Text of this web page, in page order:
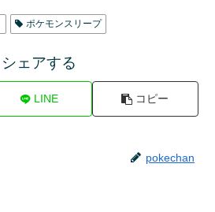
ポケモンスリープ
シェアする
LINE コピー
pokechan